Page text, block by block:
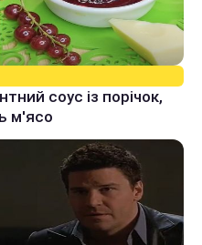
соус із порічок,
м'ясо